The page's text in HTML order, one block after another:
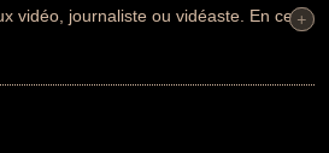
vidéo, journaliste ou vidéaste. En ce +
+